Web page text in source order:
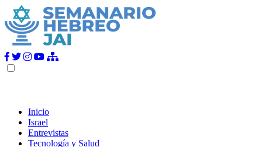
Inicio
Israel
Entrevistas
Tecnología y Salud